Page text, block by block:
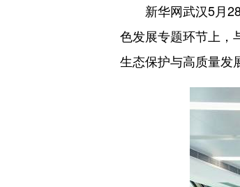
新华网武汉5月28
色发展专题环节上，
生态保护与高质量发